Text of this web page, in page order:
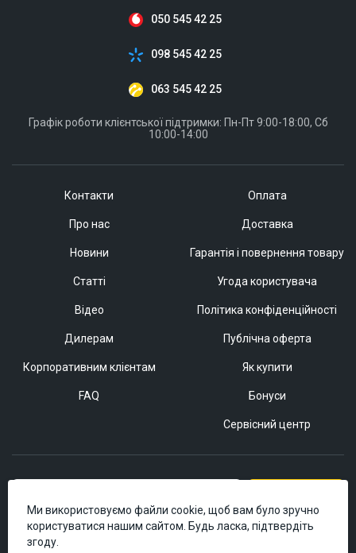
Контакти
Про нас
Новини
Статті
Відео
Дилерам
Корпоративним клієнтам
FAQ
Оплата
Доставка
Гарантія і повернення товару
Угода користувача
Політика конфіденційності
Публічна оферта
Як купити
Бонуси
Сервісний центр
050 545 42 25
098 545 42 25
063 545 42 25
Графік роботи клієнтської підтримки: Пн-Пт 9:00-18:00, Сб
10:00-14:00
Ми використовуємо файли cookie, щоб вам було зручно
користуватися нашим сайтом. Будь ласка, підтвердіть
згоду.